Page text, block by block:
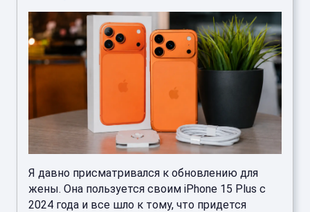
Я давно присматривался к обновлению для
жены. Она пользуется своим iPhone 15 Plus с
2024 года и все шло к тому, что придется